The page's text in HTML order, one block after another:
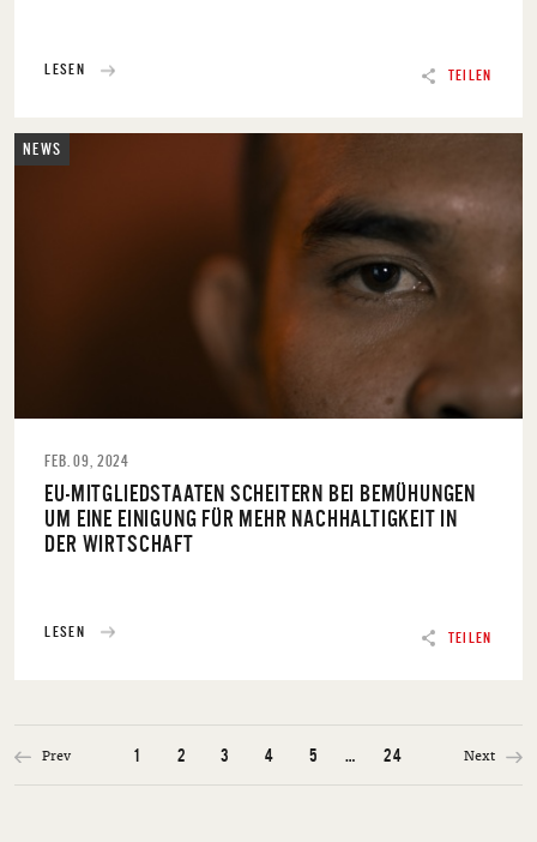
TEILEN
LESEN
TEILEN
NEWS
FEB. 09, 2024
EU-MITGLIEDSTAATEN SCHEITERN BEI BEMÜHUNGEN
UM EINE EINIGUNG FÜR MEHR NACHHALTIGKEIT IN
DER WIRTSCHAFT
LESEN
Prev 1 2 3 4 5 … 24 Next